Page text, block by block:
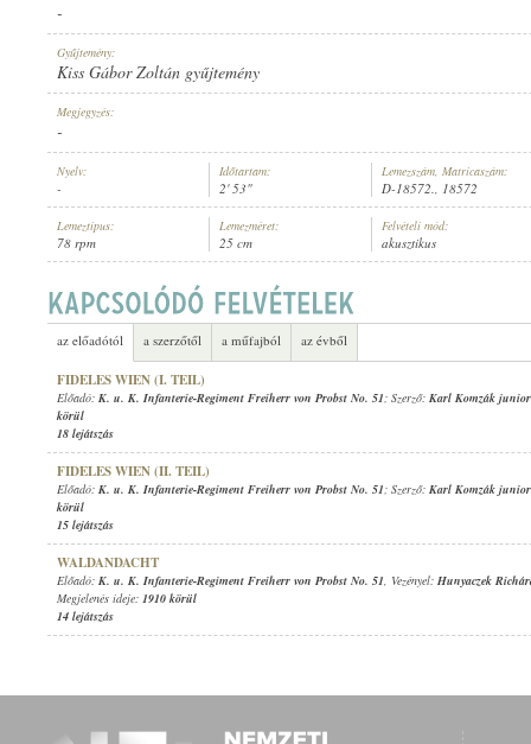
K. U. K. INFANTERIE-REGIMENT FREIHERR VON PROBST NO. 51
LEMEZSZÁM:
-
Gyűjtemény:
Kiss Gábor Zoltán gyűjtemény
Megjegyzés:
-
Nyelv:
-
Időtartam:
2' 53"
Lemezszám, Matricaszám:
D-18572., 18572
Lemeztípus:
78 rpm
Lemezméret:
25 cm
Felvételi mód:
akusztikus
az előadótól a szerzőtől a műfajból az évből
FIDELES WIEN (I. TEIL)
Előadó: K. u. K. Infanterie-Regiment Freiherr von Probst No. 51; Szerző: Karl Komzák junior
körül
18 lejátszás
FIDELES WIEN (II. TEIL)
Előadó: K. u. K. Infanterie-Regiment Freiherr von Probst No. 51; Szerző: Karl Komzák junior
körül
15 lejátszás
WALDANDACHT
Előadó: K. u. K. Infanterie-Regiment Freiherr von Probst No. 51, Vezényel: Hunyaczek
Megjelenés ideje: 1910 körül
14 lejátszás